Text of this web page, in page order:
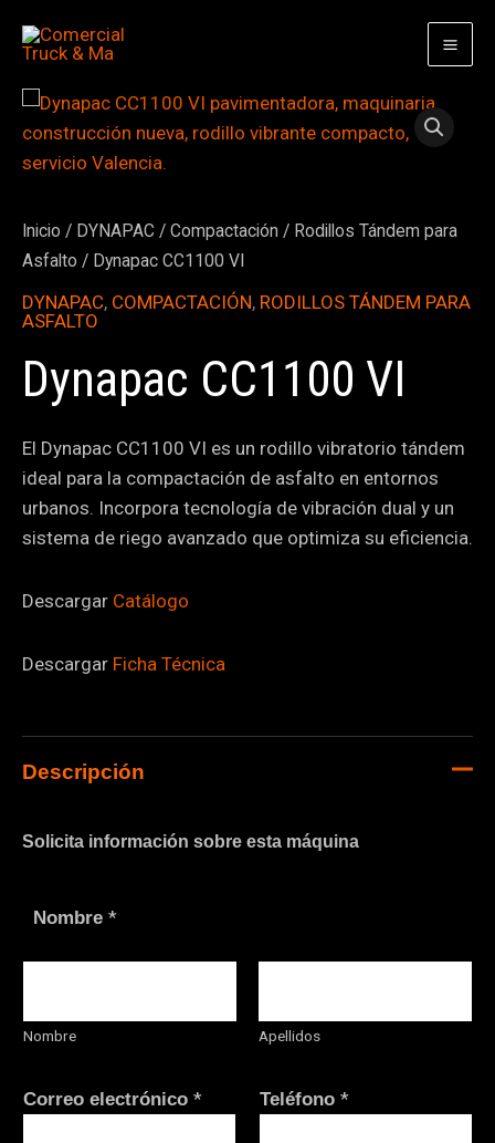
Inicio / DYNAPAC / Compactación / Rodillos Tándem para
Asfalto / Dynapac CC1100 VI
DYNAPAC, COMPACTACIÓN, RODILLOS TÁNDEM PARA
ASFALTO
Dynapac CC1100 VI
El Dynapac CC1100 VI es un rodillo vibratorio tándem
ideal para la compactación de asfalto en entornos
urbanos. Incorpora tecnología de vibración dual y un
sistema de riego avanzado que optimiza su eficiencia.
Descargar Catálogo
Descargar Ficha Técnica
Descripción
Solicita información sobre esta máquina
Nombre *
Nombre Apellidos
e
Correo electrónico * Teléfono *